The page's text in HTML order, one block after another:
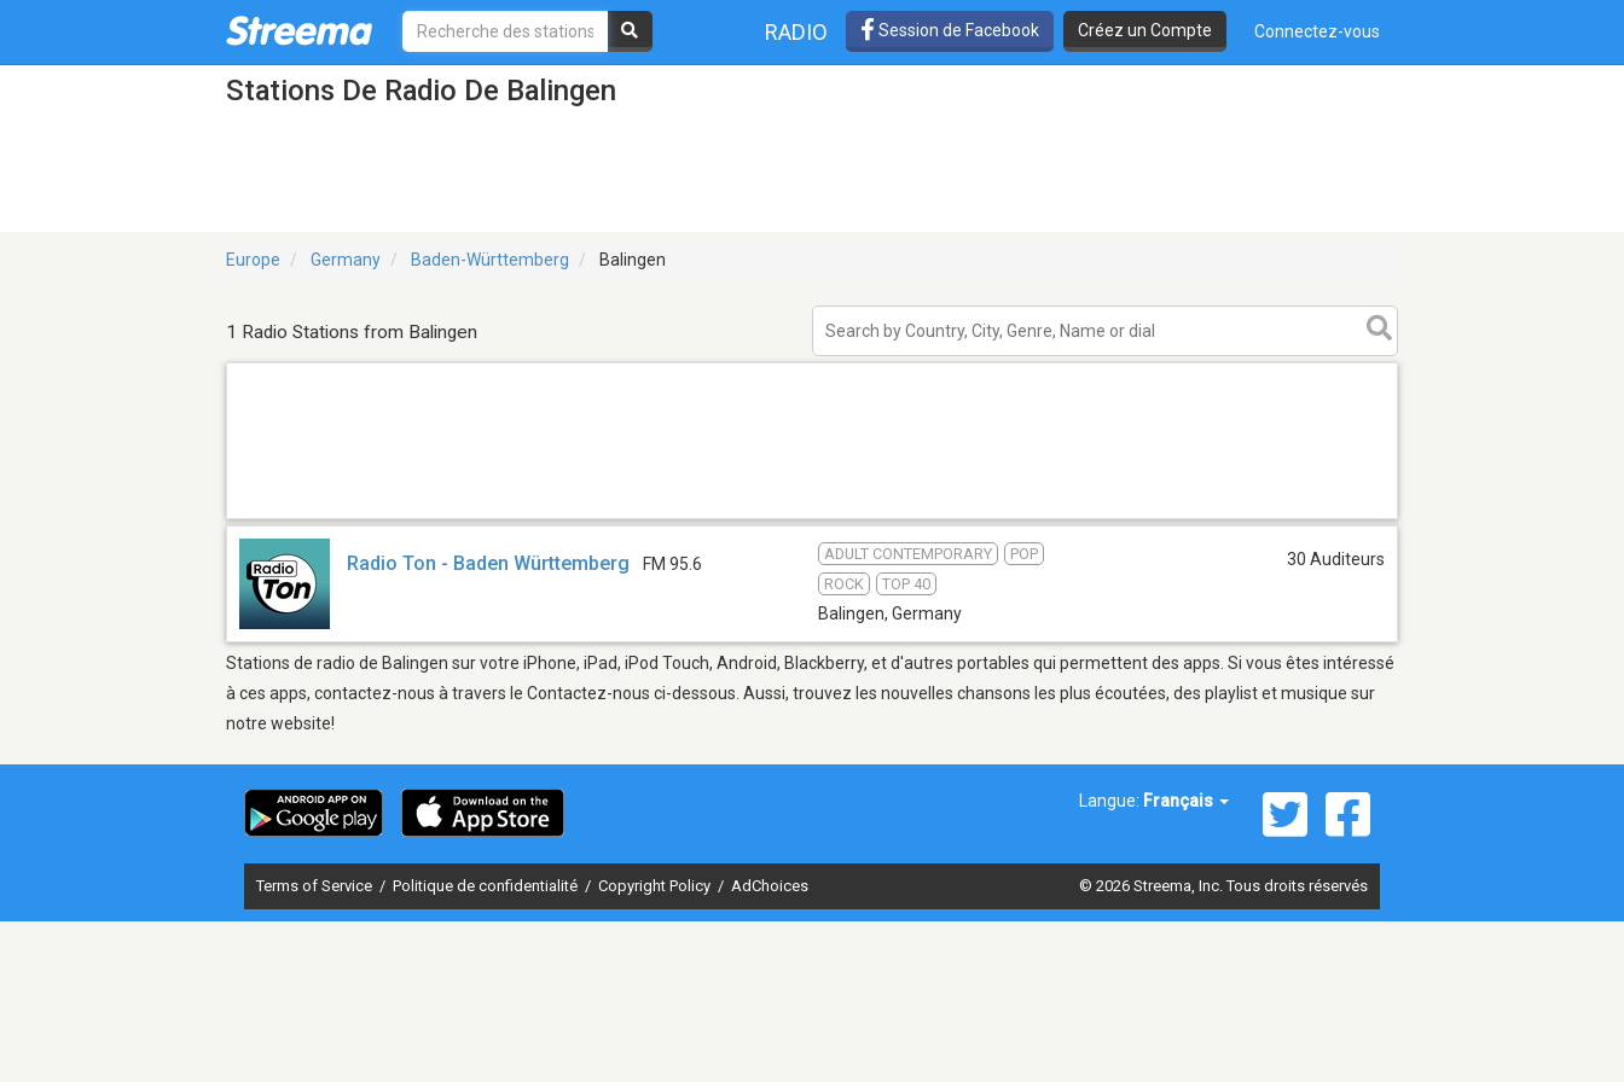
RADIO Session de Facebook Créez un Compte Connectez-vous
Stations De Radio De Balingen
Europe Germany Baden-Württemberg Balingen
1 Radio Stations from Balingen
Radio Ton - Baden Württemberg FM 95.6
ADULT CONTEMPORARY
POP
ROCK
TOP 40
Balingen, Germany
30 Auditeurs
Stations de radio de Balingen sur votre iPhone, iPad, iPod Touch, Android, Blackberry, et d'autres portables qui permettent des apps. Si vous êtes intéressé
à ces apps, contactez-nous à travers le Contactez-nous ci-dessous. Aussi, trouvez les nouvelles chansons les plus écoutées, des playlist et musique sur
notre website!
Langue: Français
Terms of Service / Politique de confidentialité / Copyright Policy / AdChoices © 2026 Streema, Inc. Tous droits réservés